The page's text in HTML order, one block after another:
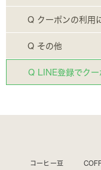
Q クーポンの利用
Q その他
Q LINE登録でクー
コーヒー豆